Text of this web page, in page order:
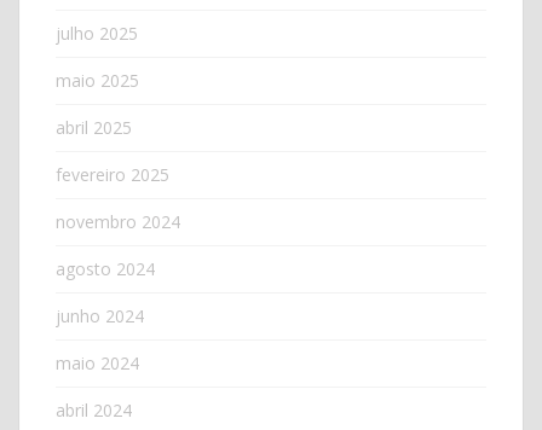
julho 2025
maio 2025
abril 2025
fevereiro 2025
novembro 2024
agosto 2024
junho 2024
maio 2024
abril 2024